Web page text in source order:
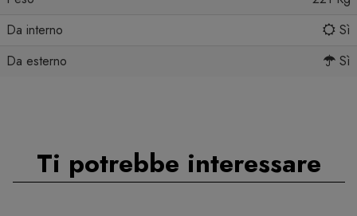
Da interno
Sì
Da esterno
Sì
Ti potrebbe interessare